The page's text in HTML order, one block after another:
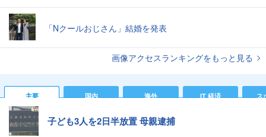
「Nクールおじさん」結婚を発表
画像アクセスランキングをもっと見る
主要 国内 海外 IT 経済 ス
子ども3人を2日半放置 母親逮捕